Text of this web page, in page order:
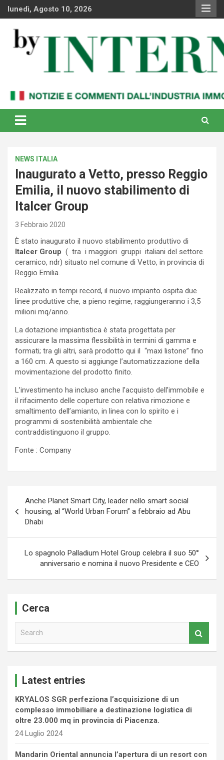
Skiplunedì, Agosto 10, 2026
By Internews
internazionale
NEWS ITALIA
Inaugurato a Vetto, presso Reggio
Emilia, il nuovo stabilimento di
Italcer Group
3 Febbraio 2020
È stato inaugurato il nuovo stabilimento produttivo di
Italcer Group ( tra i maggiori gruppi italiani del settore
ceramico, ndr) situato nel comune di Vetto, in provincia di
Reggio Emilia.
Realizzato in tempi record, il nuovo impianto ospita due
linee produttive che, a pieno regime, raggiungeranno i 3,5
milioni mq/anno.
La dotazione impiantistica è stata progettata per
assicurare la massima flessibilità in termini di gamma e
formati; tra gli altri, sarà prodotto qui il “maxi listone” fino
a 160 cm. A questo si aggiunge l’automatizzazione della
movimentazione del prodotto finito.
L’investimento ha incluso anche l’acquisto dell’immobile e
il rifacimento delle coperture con relativa rimozione e
smaltimento dell’amianto, in linea con lo spirito e i
programmi di sostenibilità ambientale che
contraddistinguono il gruppo.
Fonte : Company
articoli
Anche Planet Smart City, leader nello smart social
housing, al “World Urban Forum” a febbraio ad Abu
Dhabi
Lo spagnolo Palladium Hotel Group celebra il suo 50°
anniversario e nomina il nuovo Presidente e CEO
Cerca
Latest entries
KRYALOS SGR perfeziona l’acquisizione di un
complesso immobiliare a destinazione logistica di
oltre 23.000 mq in provincia di Piacenza.
24 Luglio 2024
Mandarin Oriental annuncia l’apertura di un resort con